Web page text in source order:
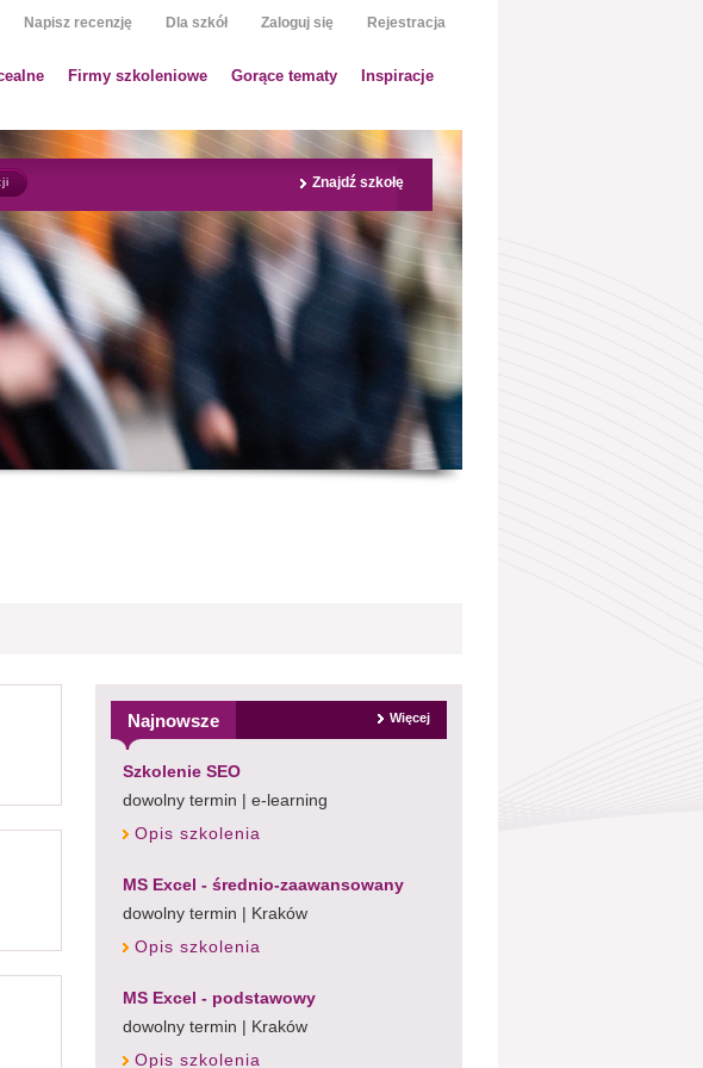
Napisz recenzję Dla szkół Zaloguj się Rejestracja
Firmy szkoleniowe Gorące tematy Inspiracje
Znajdź szkołę
Więcej
Najnowsze
Szkolenie SEO
dowolny termin | e-learning
Opis szkolenia
MS Excel - średnio-zaawansowany
dowolny termin | Kraków
Opis szkolenia
MS Excel - podstawowy
dowolny termin | Kraków
Opis szkolenia